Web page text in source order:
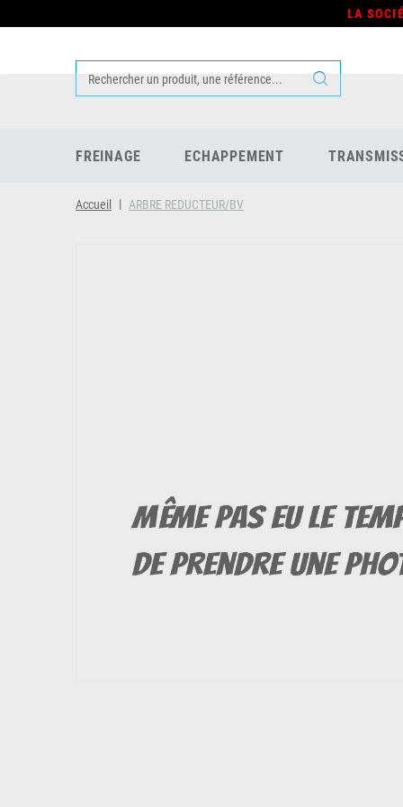
LA
FREINAGE ECHAPPEMENT
Accueil ARBRE REDUCTEUR/BV